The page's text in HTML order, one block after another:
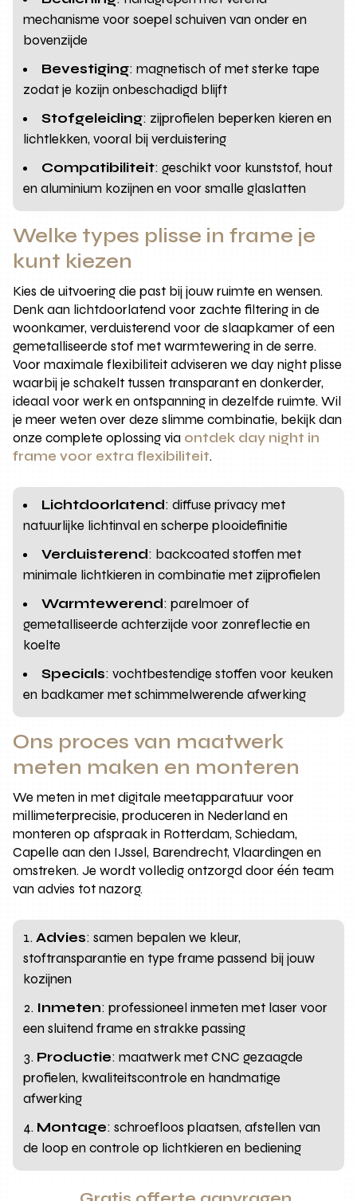
mechanisme voor soepel schuiven van onder en
bovenzijde
Bevestiging: magnetisch of met sterke tape
zodat je kozijn onbeschadigd blijft
Stofgeleiding: zijprofielen beperken kieren en
lichtlekken, vooral bij verduistering
Compatibiliteit: geschikt voor kunststof, hout
en aluminium kozijnen en voor smalle glaslatten
Welke types plisse in frame je
kunt kiezen
Kies de uitvoering die past bij jouw ruimte en wensen.
Denk aan lichtdoorlatend voor zachte filtering in de
woonkamer, verduisterend voor de slaapkamer of een
gemetalliseerde stof met warmtewering in de serre.
Voor maximale flexibiliteit adviseren we day night plisse
waarbij je schakelt tussen transparant en donkerder,
ideaal voor werk en ontspanning in dezelfde ruimte. Wil
je meer weten over deze slimme combinatie, bekijk dan
onze complete oplossing via ontdek day night in
frame voor extra flexibiliteit.
Lichtdoorlatend: diffuse privacy met
natuurlijke lichtinval en scherpe plooidefinitie
Verduisterend: backcoated stoffen met
minimale lichtkieren in combinatie met zijprofielen
Warmtewerend: parelmoer of
gemetalliseerde achterzijde voor zonreflectie en
koelte
Specials: vochtbestendige stoffen voor keuken
en badkamer met schimmelwerende afwerking
Ons proces van maatwerk
meten maken en monteren
We meten in met digitale meetapparatuur voor
millimeterprecisie, produceren in Nederland en
monteren op afspraak in Rotterdam, Schiedam,
Capelle aan den IJssel, Barendrecht, Vlaardingen en
omstreken. Je wordt volledig ontzorgd door één team
van advies tot nazorg.
Advies: samen bepalen we kleur,
stoftransparantie en type frame passend bij jouw
kozijnen
Inmeten: professioneel inmeten met laser voor
een sluitend frame en strakke passing
Productie: maatwerk met CNC gezaagde
profielen, kwaliteitscontrole en handmatige
afwerking
Montage: schroefloos plaatsen, afstellen van
de loop en controle op lichtkieren en bediening